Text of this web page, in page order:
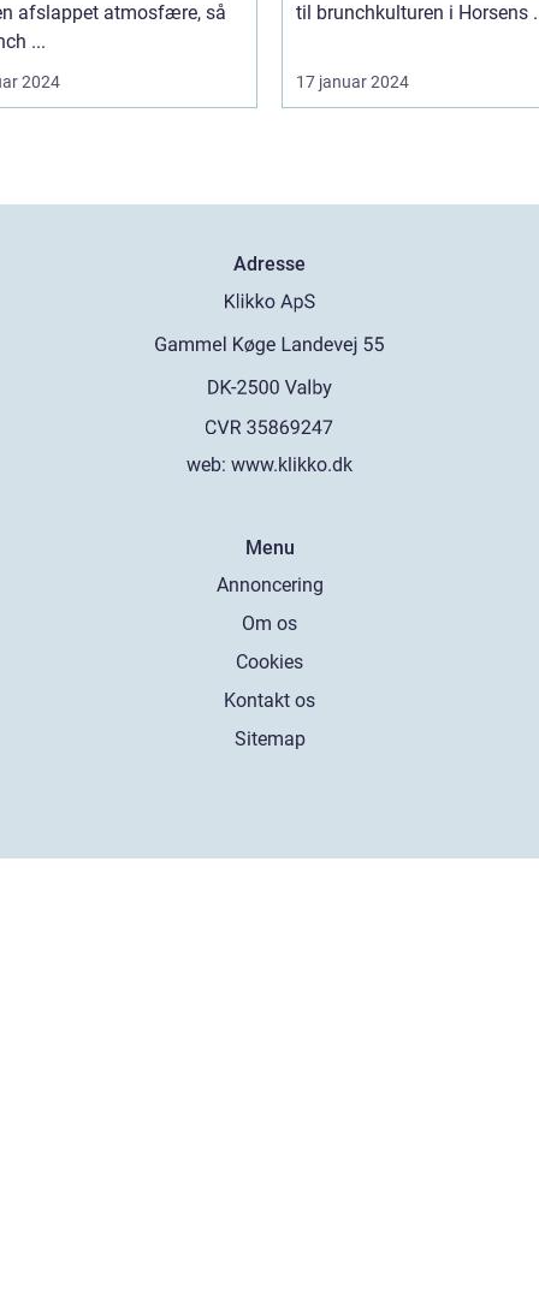
afslappet atmosfære, så
...
2024
til
17 januar 2024
Adresse
web: www.klikko.dk
Menu
Annoncering
Om os
Cookies
Kontakt os
Sitemap